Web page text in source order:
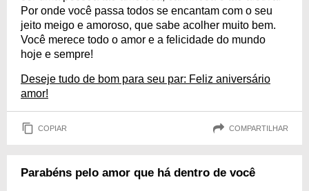
Por onde você passa todos se encantam com o seu
jeito meigo e amoroso, que sabe acolher muito bem.
Você merece todo o amor e a felicidade do mundo
hoje e sempre!
Deseje tudo de bom para seu par: Feliz aniversário
amor!
COPIAR COMPARTILHAR
Parabéns pelo amor que há dentro de você